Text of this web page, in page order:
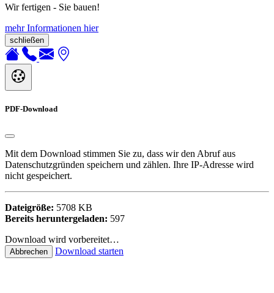
Wir fertigen - Sie bauen!
mehr Informationen hier
schließen
PDF-Download
Mit dem Download stimmen Sie zu, dass wir den Abruf aus
Datenschutzgründen speichern und zählen. Ihre IP-Adresse wird
nicht gespeichert.
Dateigröße: 5708 KB
Bereits heruntergeladen: 597
Download wird vorbereitet…
Abbrechen Download starten